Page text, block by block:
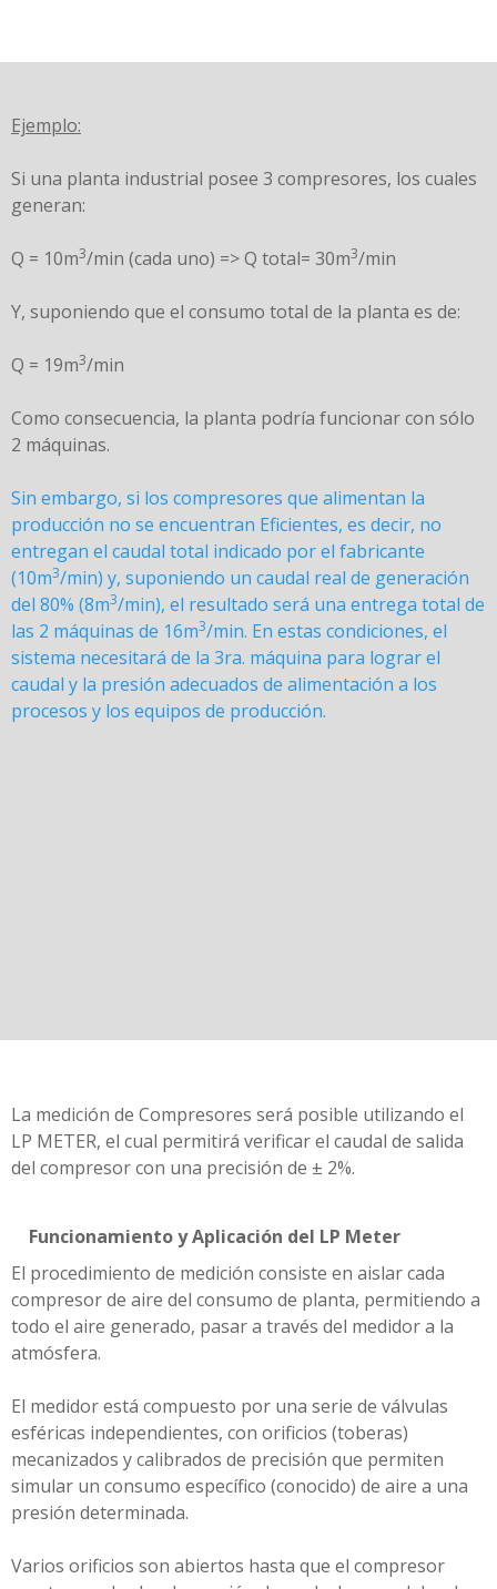
Ejemplo:
Si una planta industrial posee 3 compresores, los cuales
generan:
Q = 10m3/min (cada uno) => Q total= 30m3/min
Y, suponiendo que el consumo total de la planta es de:
Q = 19m3/min
Como consecuencia, la planta podría funcionar con sólo
2 máquinas.
Sin embargo, si los compresores que alimentan la
producción no se encuentran Eficientes, es decir, no
entregan el caudal total indicado por el fabricante
(10m3/min) y, suponiendo un caudal real de generación
del 80% (8m3/min), el resultado será una entrega total de
las 2 máquinas de 16m3/min. En estas condiciones, el
sistema necesitará de la 3ra. máquina para lograr el
caudal y la presión adecuados de alimentación a los
procesos y los equipos de producción.
La medición de Compresores será posible utilizando el
LP METER, el cual permitirá verificar el caudal de salida
del compresor con una precisión de ± 2%.
Funcionamiento y Aplicación del LP Meter
El procedimiento de medición consiste en aislar cada
compresor de aire del consumo de planta, permitiendo a
todo el aire generado, pasar a través del medidor a la
atmósfera.
El medidor está compuesto por una serie de válvulas
esféricas independientes, con orificios (toberas)
mecanizados y calibrados de precisión que permiten
simular un consumo específico (conocido) de aire a una
presión determinada.
Varios orificios son abiertos hasta que el compresor